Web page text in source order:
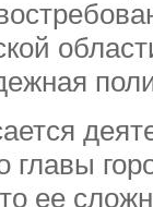
ее